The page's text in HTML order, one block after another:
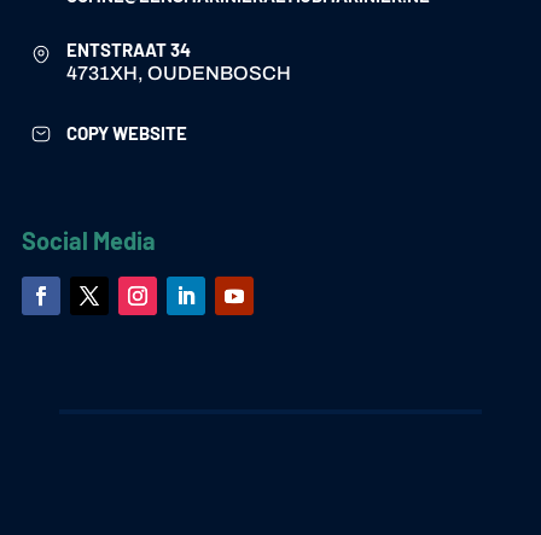
ENTSTRAAT 34
4731XH, OUDENBOSCH
COPY WEBSITE
Social Media